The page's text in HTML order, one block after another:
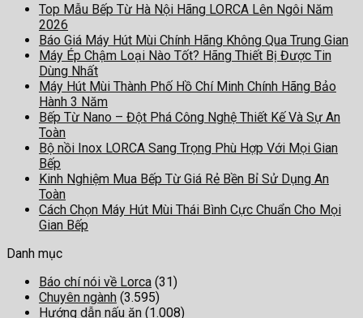
Top Mẫu Bếp Từ Hà Nội Hãng LORCA Lên Ngôi Năm
2026
Báo Giá Máy Hút Mùi Chính Hãng Không Qua Trung Gian
Máy Ép Chậm Loại Nào Tốt? Hãng Thiết Bị Được Tin
Dùng Nhất
Máy Hút Mùi Thành Phố Hồ Chí Minh Chính Hãng Bảo
Hành 3 Năm
Bếp Từ Nano – Đột Phá Công Nghệ Thiết Kế Và Sự An
Toàn
Bộ nồi Inox LORCA Sang Trọng Phù Hợp Với Mọi Gian
Bếp
Kinh Nghiệm Mua Bếp Từ Giá Rẻ Bền Bỉ Sử Dụng An
Toàn
Cách Chọn Máy Hút Mùi Thái Bình Cực Chuẩn Cho Mọi
Gian Bếp
Danh mục
Báo chí nói về Lorca (31)
Chuyên ngành (3.595)
Hướng dẫn nấu ăn (1.008)